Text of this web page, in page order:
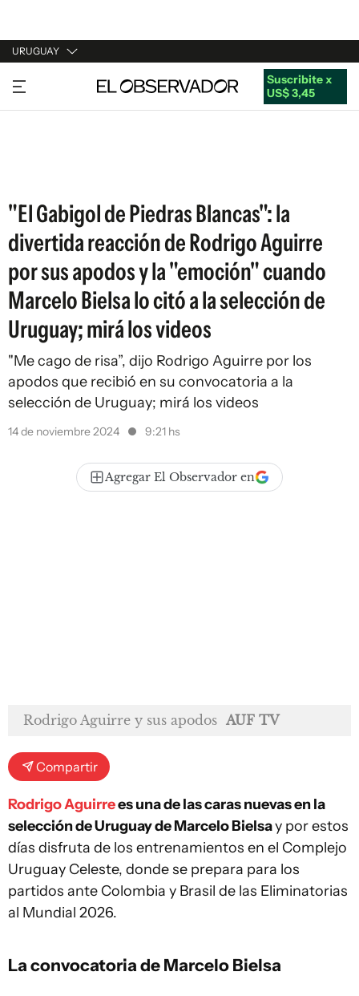
URUGUAY
URUGUAY
ARGENTINA
Suscribite x
US$ 3,45
"El Gabigol de Piedras Blancas": la
divertida reacción de Rodrigo Aguirre
por sus apodos y la "emoción" cuando
Marcelo Bielsa lo citó a la selección de
Uruguay; mirá los videos
"Me cago de risa”, dijo Rodrigo Aguirre por los
apodos que recibió en su convocatoria a la
selección de Uruguay; mirá los videos
14 de noviembre 2024 9:21 hs
Agregar El Observador en
Rodrigo Aguirre y sus apodos AUF TV
Compartir
Rodrigo Aguirrees una de las caras nuevas en la
selección de Uruguay de Marcelo Bielsay por estos
días disfruta de los entrenamientos en el Complejo
Uruguay Celeste, donde se prepara para los
partidos ante Colombia y Brasil de las Eliminatorias
al Mundial 2026.
La convocatoria de Marcelo Bielsa